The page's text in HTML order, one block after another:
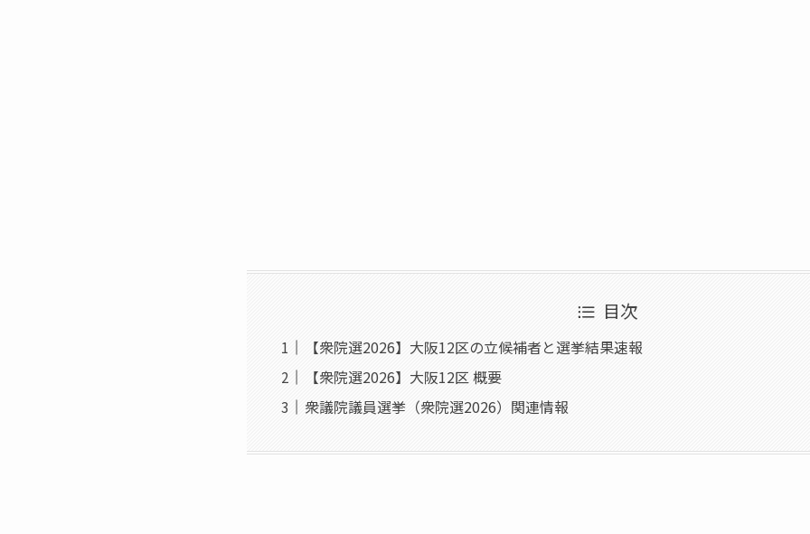
目次
【衆院選2026】大阪12区の立候補者と選挙結果速報
【衆院選2026】大阪12区 概要
衆議院議員選挙（衆院選2026）関連情報